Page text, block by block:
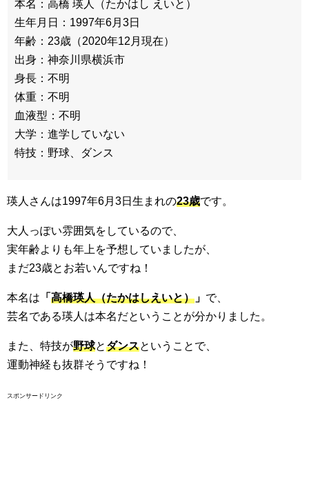
本名：高橋 瑛人（たかはし えいと）
生年月日：1997年6月3日
年齢：23歳（2020年12月現在）
出身：神奈川県横浜市
身長：不明
体重：不明
血液型：不明
大学：進学していない
特技：野球、ダンス
瑛人さんは1997年6月3日生まれの23歳です。
大人っぽい雰囲気をしているので、
実年齢よりも年上を予想していましたが、
まだ23歳とお若いんですね！
本名は 「 高橋瑛人（たかはしえいと） 」 で、
芸名である瑛人は本名だということが分かりました。
また、特技が野球とダンスということで、
運動神経も抜群そうですね！
スポンサードリンク